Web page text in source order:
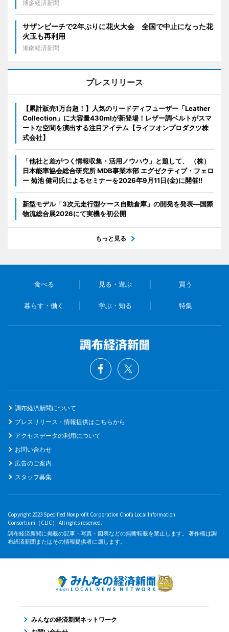
博多経済新聞
サザンビーチで2年ぶりに花火大会 全国で中止になった花
火玉も再利用
湘南経済新聞
プレスリリース
【累計販売1万台超！】人気のリードディフューザー「Leather
Collection」に大容量430mlが新登場！レザー調ベルトがスマ
ートな空間を演出する注目アイテム【ライフオンプロダクツ株
式会社】
「他社と差がつく情報収集・活用ノウハウ」と題して、 （株）
日本能率協会総合研究所 MDB事業本部 エグゼクティブ・フェロ
ー 菊池 健司氏によるセミナーを2026年9月11日(金)に開催!!
新型モデル「3次元走行型ケース自動倉庫」の開発を発表―国際
物流総合展2026にて実機を初公開
もっと見る
食べる 見る・遊ぶ 買う
暮らす・働く 学ぶ・知る 特集
調布経済新聞について
プレスリリース・情報提供はこちらから
アクセスデータの利用について
お問い合わせ
広告のご案内
スタッフ募集
Copyright 2023 Specified Nonprofit Corporation Chofu Local Information
Consortium（CLIC） All rights reserved.
調布経済新聞に掲載の記事・写真・図表などの無断転載を禁止します。 著作権は調
布経済新聞またはその情報提供者に属します。
みんなの経済新聞ネットワーク